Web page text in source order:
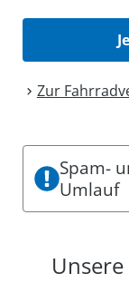
Zur
Spam-
Umlauf
erwecken,